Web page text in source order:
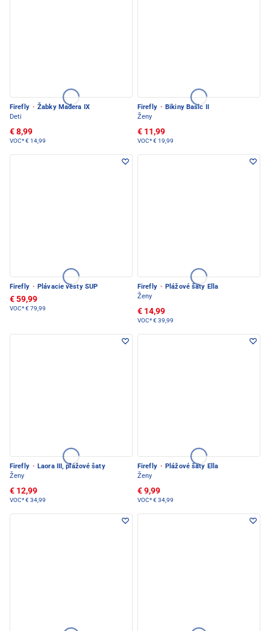
Firefly · Žabky Madera IX
Deti
€ 8,99
VOC*€ 14,99
Firefly · Bikiny Basic II
Ženy
€ 11,99
VOC*€ 19,99
Firefly · Plávacie vesty SUP
€ 59,99
VOC*€ 79,99
Firefly · Plážové šaty Ella
Ženy
€ 14,99
VOC*€ 39,99
Firefly · Laora III, plážové šaty
Ženy
€ 12,99
VOC*€ 34,99
Firefly · Plážové šaty Ella
Ženy
€ 9,99
VOC*€ 34,99